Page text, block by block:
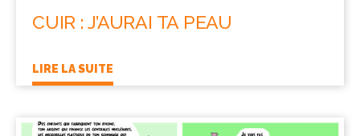
CUIR : J’AURAI TA PEAU
LIRE LA SUITE